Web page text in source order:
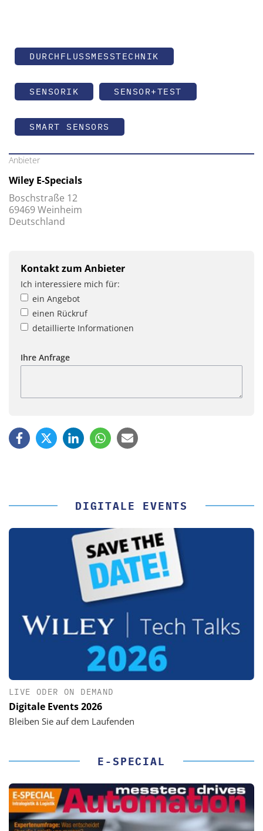
DURCHFLUSSMESSTECHNIK
SENSORIK SENSOR+TEST
SMART SENSORS
Anbieter
Wiley E-Specials
Boschstraße 12
69469 Weinheim
Deutschland
Kontakt zum Anbieter
Ich interessiere mich für:
ein Angebot
einen Rückruf
detaillierte Informationen
Ihre Anfrage
DIGITALE EVENTS
LIVE ODER ON DEMAND
Digitale Events 2026
Bleiben Sie auf dem Laufenden
E-SPECIAL